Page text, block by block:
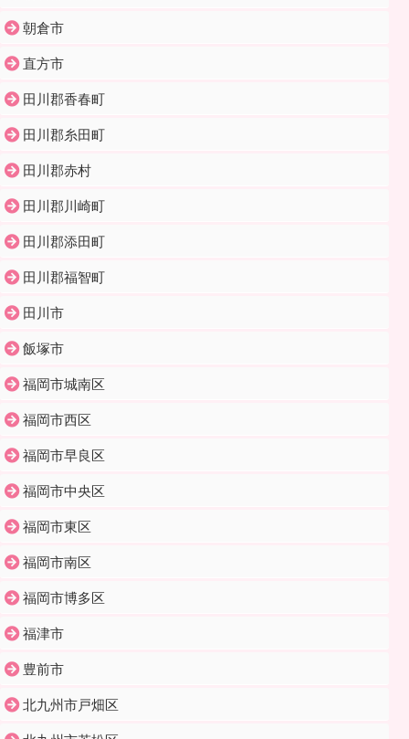
朝倉市
直方市
田川郡香春町
田川郡糸田町
田川郡赤村
田川郡川崎町
田川郡添田町
田川郡福智町
田川市
飯塚市
福岡市城南区
福岡市西区
福岡市早良区
福岡市中央区
福岡市東区
福岡市南区
福岡市博多区
福津市
豊前市
北九州市戸畑区